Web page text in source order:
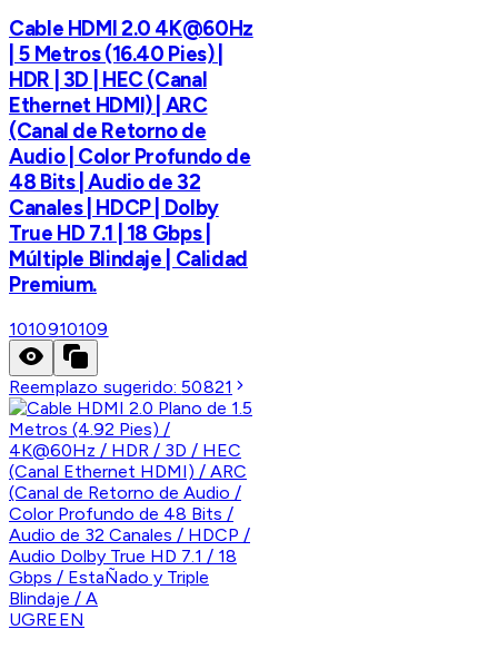
Cable HDMI 2.0 4K@60Hz
| 5 Metros (16.40 Pies) |
HDR | 3D | HEC (Canal
Ethernet HDMI) | ARC
(Canal de Retorno de
Audio | Color Profundo de
48 Bits | Audio de 32
Canales | HDCP | Dolby
True HD 7.1 | 18 Gbps |
Múltiple Blindaje | Calidad
Premium.
1010910109
Reemplazo sugerido:50821
UGREEN